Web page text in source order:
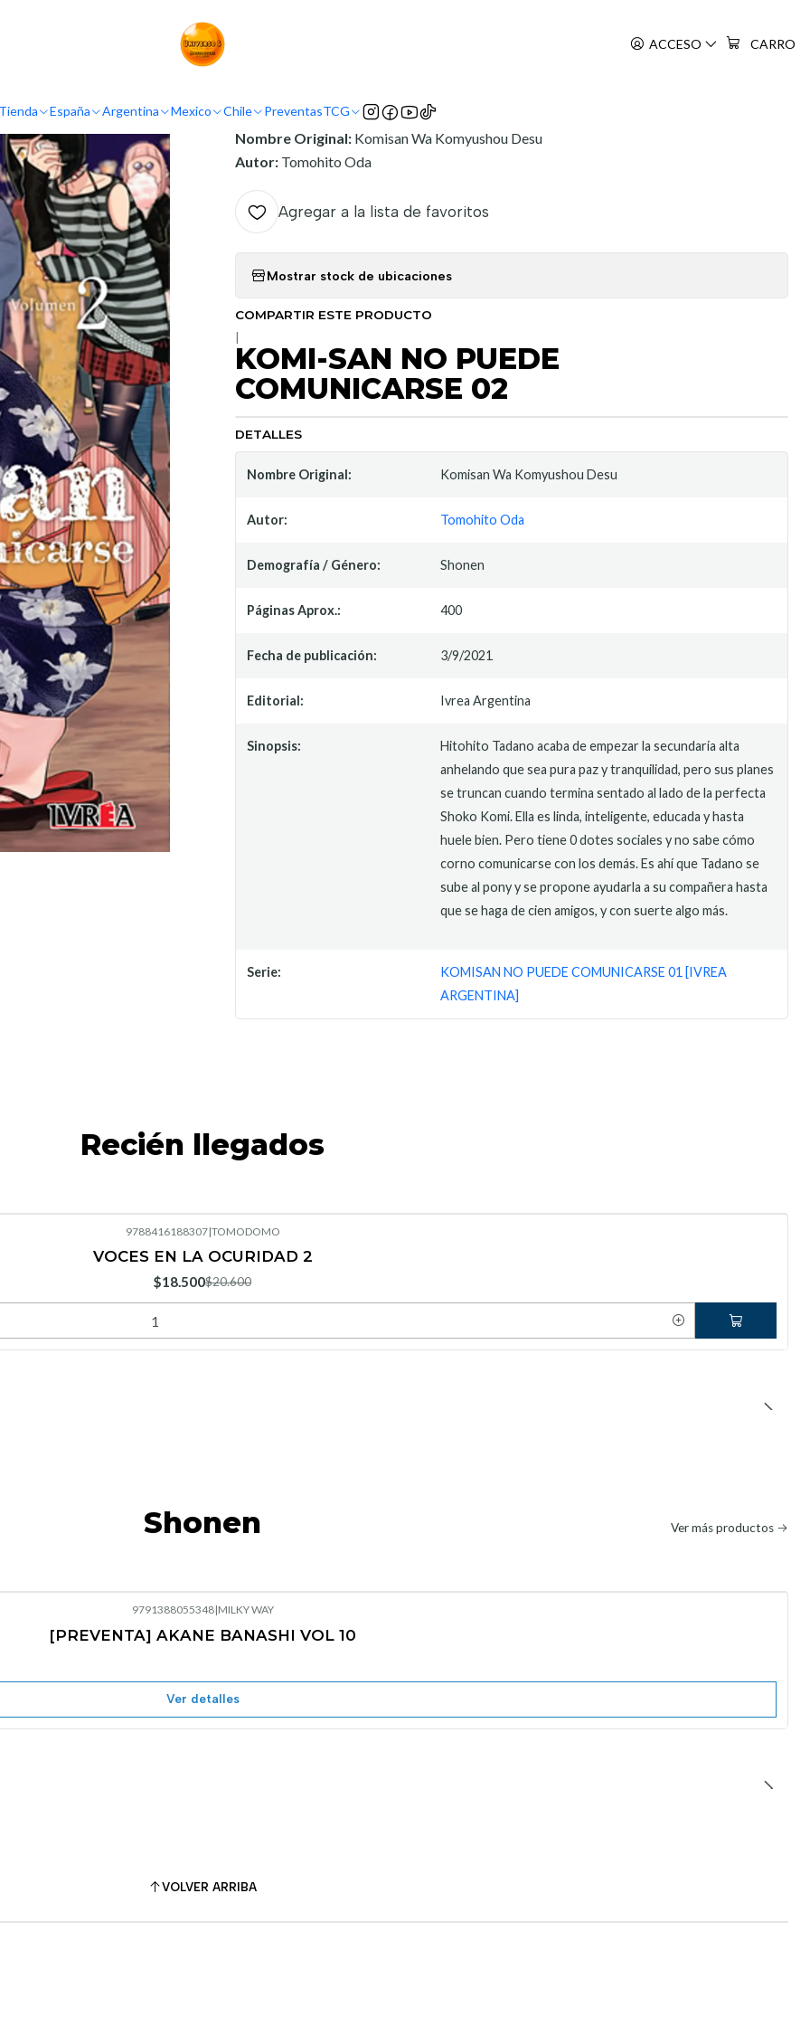
ACCESO CARRO
Tienda España Argentina Mexico Chile PreventasTCG
Nombre Original: Komisan Wa Komyushou Desu
Autor: Tomohito Oda
Agregar a la lista de favoritos
Mostrar stock de ubicaciones
COMPARTIR ESTE PRODUCTO
KOMI-SAN NO PUEDE
COMUNICARSE 02
DETALLES
Nombre Original: Komisan Wa Komyushou Desu
Autor: Tomohito Oda
Demografía / Género: Shonen
Páginas Aprox.: 400
Fecha de publicación: 3/9/2021
Editorial: Ivrea Argentina
Sinopsis:
Hitohito Tadano acaba de empezar la secundaria alta
anhelando que sea pura paz y tranquilidad, pero sus planes
se truncan cuando termina sentado al lado de la perfecta
Shoko Komi. Ella es linda, inteligente, educada y hasta
huele bien. Pero tiene 0 dotes sociales y no sabe cómo
corno comunicarse con los demás. Es ahí que Tadano se
sube al pony y se propone ayudarla a su compañera hasta
que se haga de cien amigos, y con suerte algo más.
Serie:
KOMISAN NO PUEDE COMUNICARSE 01 [IVREA
ARGENTINA]
Recién llegados
9788416188307|TOMODOMO
VOCES EN LA OCURIDAD 2
$18.500$20.600
Shonen Ver más productos
9791388055348|MILKY WAY
[PREVENTA] AKANE BANASHI VOL 10
Ver detalles
VOLVER ARRIBA